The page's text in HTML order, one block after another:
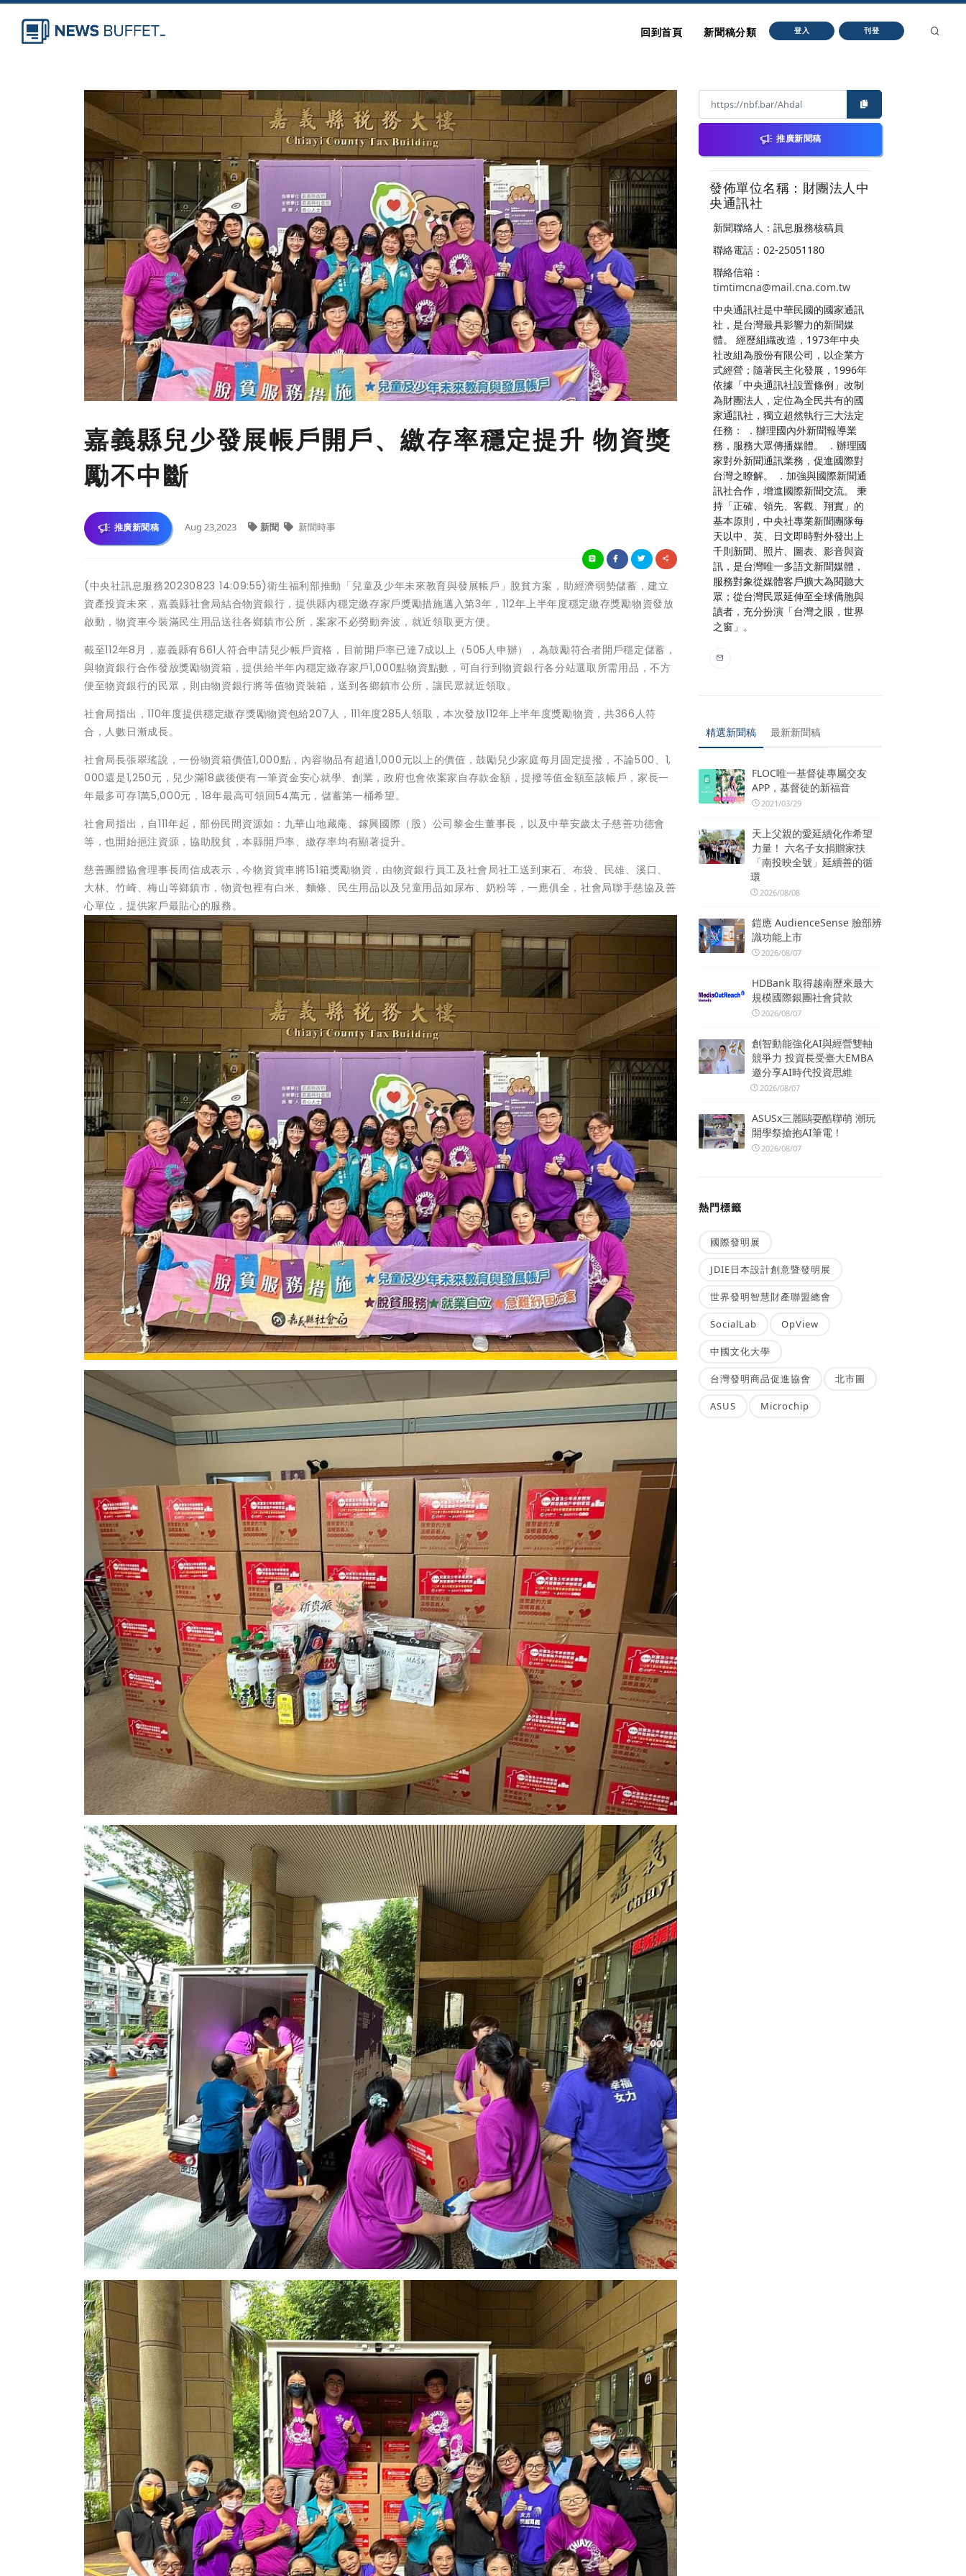
回到首頁 新聞稿分類 登入 刊登
嘉義縣兒少發展帳戶開戶、繳存率穩定提升 物資獎
勵不中斷
推廣新聞稿 Aug 23,2023 新聞 新聞時事
(中央社訊息服務20230823 14:09:55)衛生福利部推動「兒童及少年未來教育與發展帳戶」脫貧方案，助經濟弱勢儲蓄，建立
資產投資未來，嘉義縣社會局結合物資銀行，提供縣內穩定繳存家戶獎勵措施邁入第3年，112年上半年度穩定繳存獎勵物資發放
啟動，物資車今裝滿民生用品送往各鄉鎮市公所，案家不必勞動奔波，就近領取更方便。
截至112年8月，嘉義縣有661人符合申請兒少帳戶資格，目前開戶率已達7成以上（505人申辦），為鼓勵符合者開戶穩定儲蓄，
與物資銀行合作發放獎勵物資箱，提供給半年內穩定繳存家戶1,000點物資點數，可自行到物資銀行各分站選取所需用品，不方
便至物資銀行的民眾，則由物資銀行將等值物資裝箱，送到各鄉鎮市公所，讓民眾就近領取。
社會局指出，110年度提供穩定繳存獎勵物資包給207人，111年度285人領取，本次發放112年上半年度獎勵物資，共366人符
合，人數日漸成長。
社會局長張翠瑤說，一份物資箱價值1,000點，內容物品有超過1,000元以上的價值，鼓勵兒少家庭每月固定提撥，不論500、1,
000還是1,250元，兒少滿18歲後便有一筆資金安心就學、創業，政府也會依案家自存款金額，提撥等值金額至該帳戶，家長一
年最多可存1萬5,000元，18年最高可領回54萬元，儲蓄第一桶希望。
社會局指出，自111年起，部份民間資源如：九華山地藏庵、鎵興國際（股）公司黎金生董事長，以及中華安歲太子慈善功德會
等，也開始挹注資源，協助脫貧，本縣開戶率、繳存率均有顯著提升。
慈善團體協會理事長周信成表示，今物資貨車將151箱獎勵物資，由物資銀行員工及社會局社工送到東石、布袋、民雄、溪口、
大林、竹崎、梅山等鄉鎮市，物資包裡有白米、麵條、民生用品以及兒童用品如尿布、奶粉等，一應俱全，社會局聯手慈協及善
心單位，提供家戶最貼心的服務。
推廣新聞稿
發佈單位名稱：財團法人中
央通訊社
新聞聯絡人：訊息服務核稿員
聯絡電話：02-25051180
聯絡信箱：
timtimcna@mail.cna.com.tw
中央通訊社是中華民國的國家通訊
社，是台灣最具影響力的新聞媒
體。 經歷組織改造，1973年中央
社改組為股份有限公司，以企業方
式經營；隨著民主化發展，1996年
依據「中央通訊社設置條例」改制
為財團法人，定位為全民共有的國
家通訊社，獨立超然執行三大法定
任務： ．辦理國內外新聞報導業
務，服務大眾傳播媒體。 ．辦理國
家對外新聞通訊業務，促進國際對
台灣之瞭解。 ．加強與國際新聞通
訊社合作，增進國際新聞交流。 秉
持「正確、領先、客觀、翔實」的
基本原則，中央社專業新聞團隊每
天以中、英、日文即時對外發出上
千則新聞、照片、圖表、影音與資
訊，是台灣唯一多語文新聞媒體，
服務對象從媒體客戶擴大為閱聽大
眾；從台灣民眾延伸至全球僑胞與
讀者，充分扮演「台灣之眼，世界
之窗」。
精選新聞稿 最新新聞稿
FLOC唯一基督徒專屬交友
APP，基督徒的新福音
2021/03/29
天上父親的愛延續化作希望
力量！ 六名子女捐贈家扶
「南投映全號」延續善的循
環
2026/08/08
鎧應 AudienceSense 臉部辨
識功能上市
2026/08/07
HDBank 取得越南歷來最大
規模國際銀團社會貸款
2026/08/07
創智動能強化AI與經營雙軸
競爭力 投資長受臺大EMBA
邀分享AI時代投資思維
2026/08/07
ASUSx三麗鷗耍酷聯萌 潮玩
開學祭搶抱AI筆電！
2026/08/07
熱門標籤
國際發明展
JDIE日本設計創意暨發明展
世界發明智慧財產聯盟總會
SocialLab OpView
中國文化大學
台灣發明商品促進協會 北市圖
ASUS Microchip